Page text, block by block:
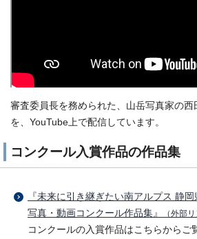
審査委員長を務められた、山岳写真家の
を、YouTube上で配信しています。
コンクール入賞作品の作品集
『未来に引き継ぎたい南アルプス 静
写真・動画コンクール作品集』
（外部リ
コンクールの入賞作品はこちらからご